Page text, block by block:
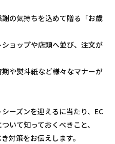
の気持ちを込めて贈る「お歳
ョップや店頭へ並び、注文が
や熨斗紙など様々なマナーが
ーズンを迎えるに当たり、EC
いて知っておくべきこと、
対策をお伝えします。